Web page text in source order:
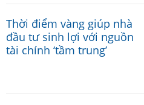
Thời điểm vàng giúp nhà
đầu tư sinh lợi với nguồn
tài chính ‘tầm trung’